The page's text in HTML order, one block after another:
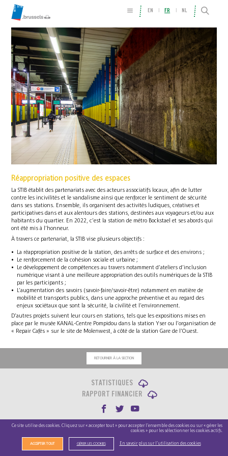
EN FR NL
Réappropriation positive des espaces
La STIB établit des partenariats avec des acteurs associatifs locaux, afin de lutter
contre les incivilités et le vandalisme ainsi que renforcer le sentiment de sécurité
dans ses stations. Ensemble, ils organisent des activités ludiques, créatives et
participatives dans et aux alentours des stations, destinées aux voyageurs et/ou aux
habitants du quartier. En 2022, c’est la station de métro Bockstael et ses abords qui
ont été mis à l’honneur.
À travers ce partenariat, la STIB vise plusieurs objectifs :
La réappropriation positive de la station, des arrêts de surface et des environs ;
Le renforcement de la cohésion sociale et urbaine ;
Le développement de compétences au travers notamment d’ateliers d’inclusion
numérique visant à une meilleure appropriation des outils numériques de la STIB
par les participants ;
L’augmentation des savoirs (savoir-faire/savoir-être) notamment en matière de
mobilité et transports publics, dans une approche préventive et au regard des
enjeux sociétaux que sont la sécurité, la civilité et l’environnement.
D’autres projets suivent leur cours en stations, tels que les expositions mises en
place par le musée KANAL-Centre Pompidou dans la station Yser ou l’organisation de
« Repair Cafés » sur le site de Molenwest, à côté de la station Gare de l’Ouest.
RETOURNER À LA SECTION
STATISTIQUES
RAPPORT FINANCIER
Copyright STIB © 2023 |Cookie Policy
Trinôme
Developed by
Ce site utilise des cookies. Cliquez sur « accepter tout » pour accepter l’ensemble des cookies ou sur « gérer les
cookies » pour les sélectionner les cookies actifs.
ACCEPTER TOUT GÉRER LES COOKIES En savoir plus sur l’utilisation des cookies